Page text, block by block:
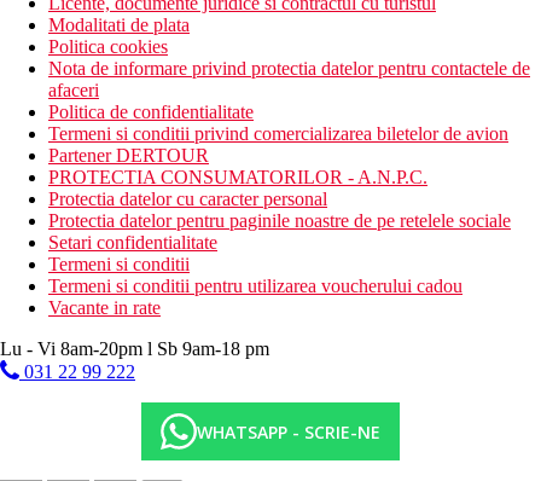
Modalitati de plata
Politica cookies
Nota de informare privind protectia datelor pentru contactele de
afaceri
Politica de confidentialitate
Termeni si conditii privind comercializarea biletelor de avion
Partener DERTOUR
PROTECTIA CONSUMATORILOR - A.N.P.C.
Protectia datelor cu caracter personal
Protectia datelor pentru paginile noastre de pe retelele sociale
Setari confidentialitate
Termeni si conditii
Termeni si conditii pentru utilizarea voucherului cadou
Vacante in rate
Lu - Vi 8am-20pm l Sb 9am-18 pm
031 22 99 222
WHATSAPP - SCRIE-NE